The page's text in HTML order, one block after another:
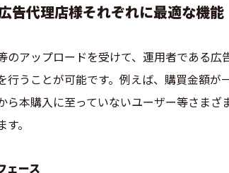
告代理店様それぞれに最適な機能
のアップロードを受けて、運用者である
行うことが可能です。例えば、購買金額
ら本購入に至っていないユーザー等さま
。
ェース